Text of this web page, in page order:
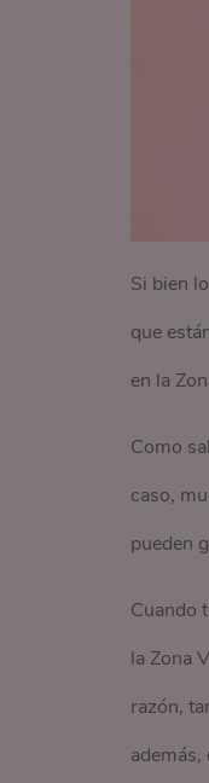
Si bien
que
en la
Como
caso,
pueden
Cuando
la Zona
razón,